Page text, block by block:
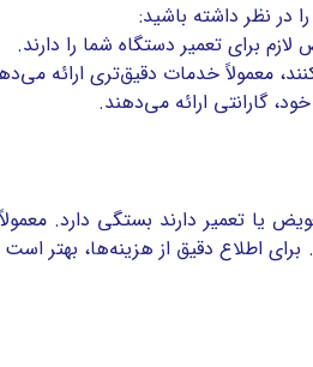
در نظر داشته باشید:
برای تعمیر دستگاه شما را دارند.
معمولاً خدمات دقیق‌تری ارائه
گارانتی ارائه می‌دهند.
یا تعمیر دارند بستگی دارد.
اطلاع دقیق از هزینه‌ها، بهتر است